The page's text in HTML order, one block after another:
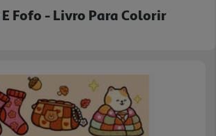
Fofo - Livro Para Colorir